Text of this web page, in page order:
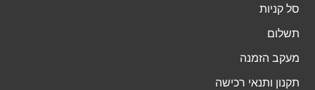
סל קניות
תשלום
מעקב הזמנה
תקנון ותנאי רכישה